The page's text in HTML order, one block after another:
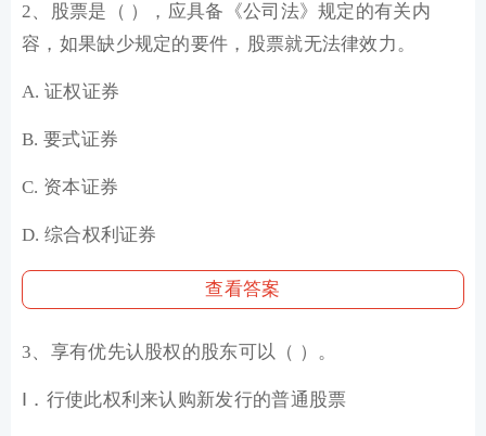
2、股票是（ ），应具备《公司法》规定的有关内
容，如果缺少规定的要件，股票就无法律效力。
A. 证权证券
B. 要式证券
C. 资本证券
D. 综合权利证券
查看答案
3、享有优先认股权的股东可以（ ）。
Ⅰ．行使此权利来认购新发行的普通股票